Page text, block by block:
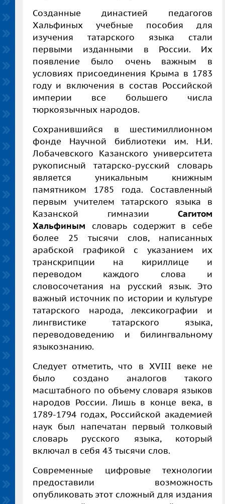
Созданные династией педагогов
Хальфиных учебные пособия для
изучения татарского языка стали
первыми изданными в России. Их
появление было очень важным в
условиях присоединения Крыма в 1783
году и включения в состав Российской
империи все большего числа
тюркоязычных народов.
Сохранившийся в шестимиллионном
фонде Научной библиотеки им. Н.И.
Лобачевского Казанского университета
рукописный татарско-русский словарь
является уникальным книжным
памятником 1785 года. Составленный
первым учителем татарского языка в
Казанской гимназии Сагитом
Хальфиным словарь содержит в себе
более 25 тысячи слов, написанных
арабской графикой с указанием их
транскрипции на кириллице и
переводом каждого слова и
словосочетания на русский язык. Это
важный источник по истории и культуре
татарского народа, лексикографии и
лингвистике татарского языка,
переводоведению и билингвальному
языкознанию.
Следует отметить, что в XVIII веке не
было создано аналогов такого
масштабного по объему словаря языков
народов России. Лишь в конце века, в
1789-1794 годах, Российской академией
наук был напечатан первый толковый
словарь русского языка, который
включал в себя 43 тысячи слов.
Современные цифровые технологии
предоставили возможность
опубликовать этот сложный для издания